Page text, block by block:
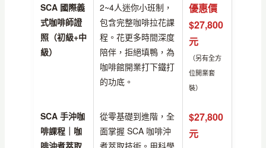
SCA 國際義
式咖啡師證
照（初級+中
級）
2~4人迷你小班制，
包含完整咖啡拉花課
程。花更多時間深度
陪伴，拒絕填鴨，為
咖啡館開業打下鐵打
的功底。
優惠價
$27,800
元
（另有全方
位開業套
裝）
SCA 手沖咖
啡課程｜咖
啡沖煮萃取
從零基礎到進階，全
面掌握 SCA 咖啡沖
煮萃取技術。用科學
$27,800
元